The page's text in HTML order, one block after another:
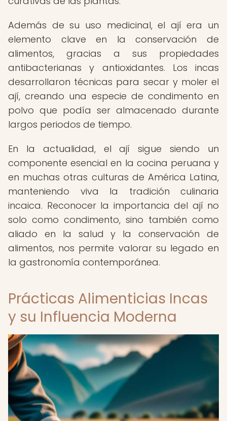
Además de su uso medicinal, el ají era un
elemento clave en la conservación de
alimentos, gracias a sus propiedades
antibacterianas y antioxidantes. Los incas
desarrollaron técnicas para secar y moler el
ají, creando una especie de condimento en
polvo que podía ser almacenado durante
largos periodos de tiempo.
En la actualidad, el ají sigue siendo un
componente esencial en la cocina peruana y
en muchas otras culturas de América Latina,
manteniendo viva la tradición culinaria
incaica. Reconocer la importancia del ají no
solo como condimento, sino también como
aliado en la salud y la conservación de
alimentos, nos permite valorar su legado en
la gastronomía contemporánea.
Prácticas Alimenticias Incas
y su Influencia Moderna